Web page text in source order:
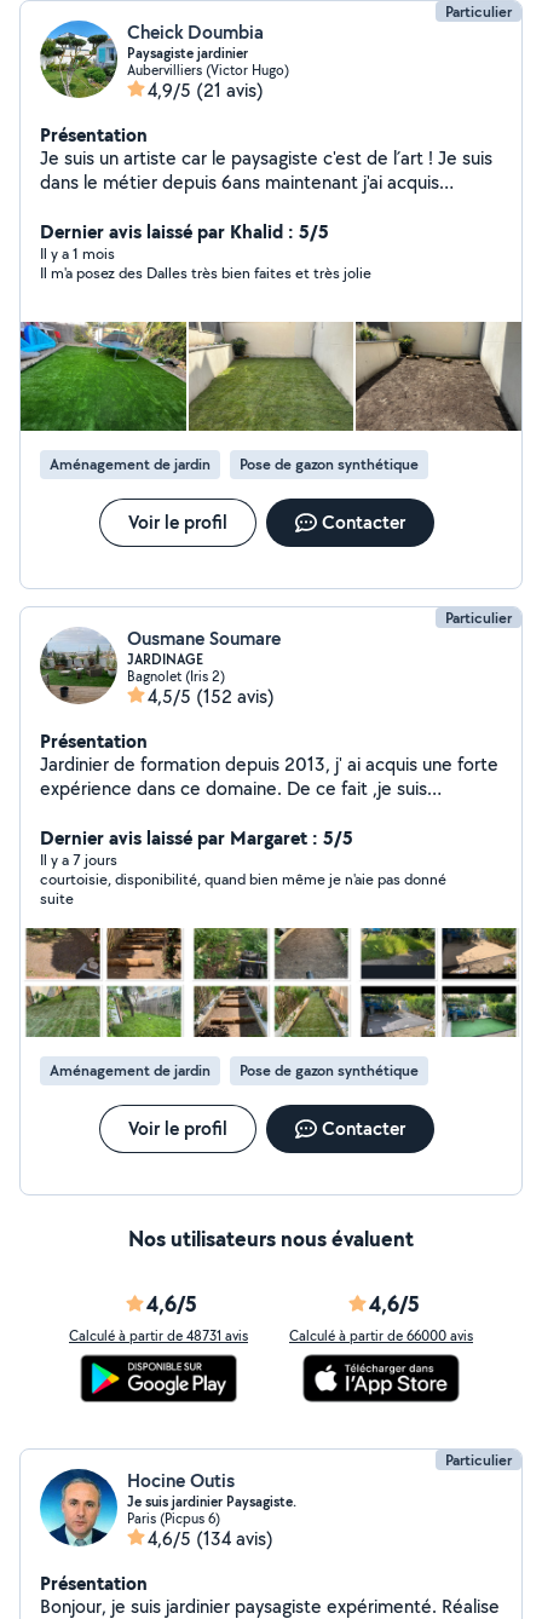
Particulier
Cheick Doumbia
Paysagiste jardinier
Aubervilliers (Victor Hugo)
4,9/5 (21 avis)
Présentation
Je suis un artiste car le paysagiste c'est de l´art ! Je suis
dans le métier depuis 6ans maintenant j'ai acquis
l'entretien des espaces verts. Taille des arbustes Tonte
L'élagage des arbres Création des massifs Les conseils
pour choisir les végétaux les devis sont gratuits n'hésitez
Dernier avis laissé par Khalid : 5/5
Il y a 1 mois
Il m'a posez des Dalles très bien faites et très jolie
Aménagement de jardin Pose de gazon synthétique
Voir le profil Contacter
Particulier
Ousmane Soumare
JARDINAGE
Bagnolet (Iris 2)
4,5/5 (152 avis)
Présentation
Jardinier de formation depuis 2013, j' ai acquis une forte
expérience dans ce domaine. De ce fait ,je suis
paysage et d'entretien d'espace vert . J'ai également
acquis une compétence en Pose de Terrasse en Bois
sur plot. Pour être rassuré de mon professionnalisme, je
vous prierais de jeter un petit coup d œil dans ma
galerie photo où j'ai mis quelques une de mes
réalisations. Merci de votre confiance !
Dernier avis laissé par Margaret : 5/5
Il y a 7 jours
courtoisie, disponibilité, quand bien même je n'aie pas donné
suite
Aménagement de jardin Pose de gazon synthétique
Voir le profil Contacter
Nos utilisateurs nous évaluent
4,6/5
Calculé à partir de 48731 avis
4,6/5
Calculé à partir de 66000 avis
Particulier
Hocine Outis
Je suis jardinier Paysagiste.
Paris (Picpus 6)
4,6/5 (134 avis)
Présentation
Bonjour, je suis jardinier paysagiste expérimenté. Réalise